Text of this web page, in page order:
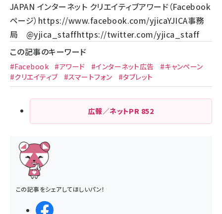
JAPAN インターネット クリエイティブアワード（Facebook
ページ） https://www.facebook.com/yjicaYJICA事務
局 @yjica_staffhttps://twitter.com/yjica_staff
この記事のキーワード
#Facebook #アワード #インターネット広告
#キャンペーン
#クリエイティブ
#スマートフォン #タブレット
広報／ネットPR 852
この記事をシェアしてほしいパン！